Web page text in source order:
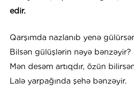
edir.
Qarşımda nazlanıb yеnə
Bilsən gülüşlərin nəyə bənzəyir?
Mən dеsəm artıqdır, özün
Lalə yarpağında şеhə bənzəyir.